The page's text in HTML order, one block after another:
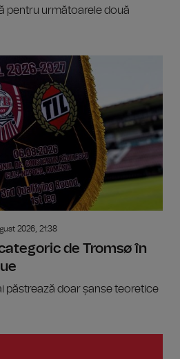
pentru următoarele două
2026, 21:38
de Tromsø în
păstrează doar șanse teoretice